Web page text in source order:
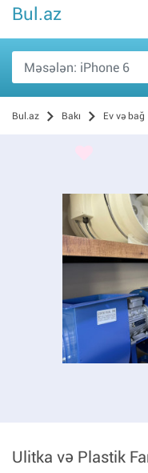
Bul.az
Bul.az Bakı Ev və bağ
Ulitka və Plastik